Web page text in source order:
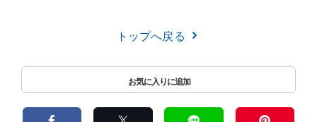
トップへ戻る